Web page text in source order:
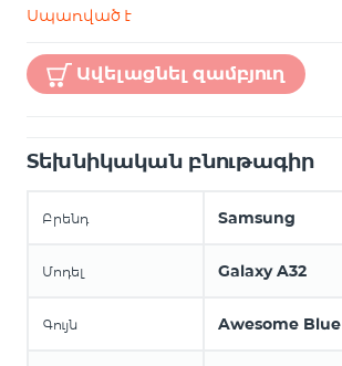
Սպառված է
Ավելացնել զամբյուղ
Տեխնիկական բնութագիր
Բրենդ Samsung
Մոդել Galaxy A32
Գույն Awesome Blue